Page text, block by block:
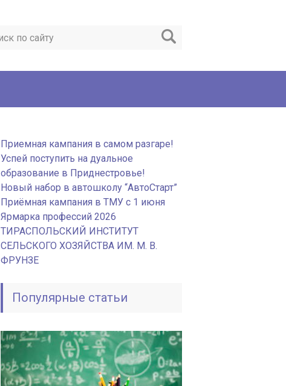
Приемная кампания в самом разгаре!
Успей поступить на дуальное
образование в Приднестровье!
Новый набор в автошколу “АвтоСтарт”
Приёмная кампания в ТМУ с 1 июня
Ярмарка профессий 2026
ТИРАСПОЛЬСКИЙ ИНСТИТУТ
СЕЛЬСКОГО ХОЗЯЙСТВА ИМ. М. В.
ФРУНЗЕ
Популярные статьи